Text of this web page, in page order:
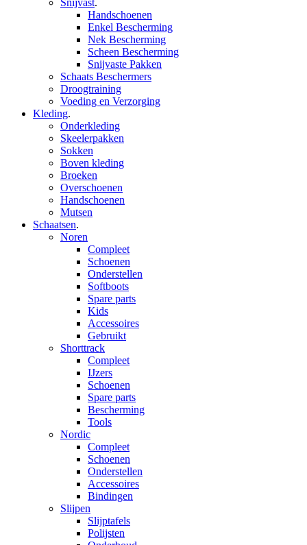
Handschoenen
Enkel Bescherming
Nek Bescherming
Scheen Bescherming
Snijvaste Pakken
Schaats Beschermers
Droogtraining
Voeding en Verzorging
Kleding.
Onderkleding
Skeelerpakken
Sokken
Boven kleding
Broeken
Overschoenen
Handschoenen
Mutsen
Schaatsen.
Noren
Compleet
Schoenen
Onderstellen
Softboots
Spare parts
Kids
Accessoires
Gebruikt
Shorttrack
Compleet
IJzers
Schoenen
Spare parts
Bescherming
Tools
Nordic
Compleet
Schoenen
Onderstellen
Accessoires
Bindingen
Slijpen
Slijptafels
Polijsten